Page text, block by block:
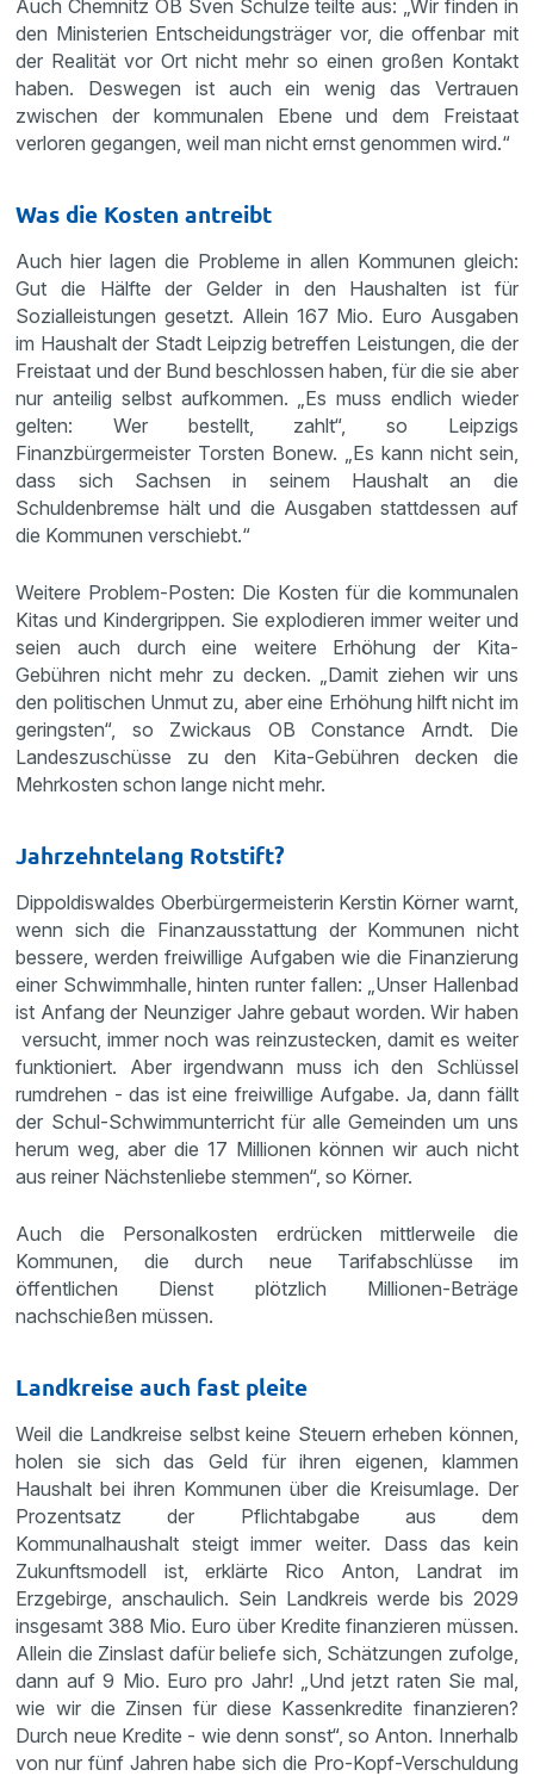
Auch Chemnitz OB Sven Schulze teilte aus: „Wir finden in
den Ministerien Entscheidungsträger vor, die offenbar mit
der Realität vor Ort nicht mehr so einen großen Kontakt
haben. Deswegen ist auch ein wenig das Vertrauen
zwischen der kommunalen Ebene und dem Freistaat
verloren gegangen, weil man nicht ernst genommen wird.“
Was die Kosten antreibt
Auch hier lagen die Probleme in allen Kommunen gleich:
Gut die Hälfte der Gelder in den Haushalten ist für
Sozialleistungen gesetzt. Allein 167 Mio. Euro Ausgaben
im Haushalt der Stadt Leipzig betreffen Leistungen, die der
Freistaat und der Bund beschlossen haben, für die sie aber
nur anteilig selbst aufkommen. „Es muss endlich wieder
gelten: Wer bestellt, zahlt“, so Leipzigs
Finanzbürgermeister Torsten Bonew. „Es kann nicht sein,
dass sich Sachsen in seinem Haushalt an die
Schuldenbremse hält und die Ausgaben stattdessen auf
die Kommunen verschiebt.“
Weitere Problem-Posten: Die Kosten für die kommunalen
Kitas und Kindergrippen. Sie explodieren immer weiter und
seien auch durch eine weitere Erhöhung der Kita-
Gebühren nicht mehr zu decken. „Damit ziehen wir uns
den politischen Unmut zu, aber eine Erhöhung hilft nicht im
geringsten“, so Zwickaus OB Constance Arndt. Die
Landeszuschüsse zu den Kita-Gebühren decken die
Mehrkosten schon lange nicht mehr.
Jahrzehntelang Rotstift?
Dippoldiswaldes Oberbürgermeisterin Kerstin Körner warnt,
wenn sich die Finanzausstattung der Kommunen nicht
bessere, werden freiwillige Aufgaben wie die Finanzierung
einer Schwimmhalle, hinten runter fallen: „Unser Hallenbad
ist Anfang der Neunziger Jahre gebaut worden. Wir haben
versucht, immer noch was reinzustecken, damit es weiter
funktioniert. Aber irgendwann muss ich den Schlüssel
rumdrehen - das ist eine freiwillige Aufgabe. Ja, dann fällt
der Schul-Schwimmunterricht für alle Gemeinden um uns
herum weg, aber die 17 Millionen können wir auch nicht
aus reiner Nächstenliebe stemmen“, so Körner.
Auch die Personalkosten erdrücken mittlerweile die
Kommunen, die durch neue Tarifabschlüsse im
öffentlichen Dienst plötzlich Millionen-Beträge
nachschießen müssen.
Landkreise auch fast pleite
Weil die Landkreise selbst keine Steuern erheben können,
holen sie sich das Geld für ihren eigenen, klammen
Haushalt bei ihren Kommunen über die Kreisumlage. Der
Prozentsatz der Pflichtabgabe aus dem
Kommunalhaushalt steigt immer weiter. Dass das kein
Zukunftsmodell ist, erklärte Rico Anton, Landrat im
Erzgebirge, anschaulich. Sein Landkreis werde bis 2029
insgesamt 388 Mio. Euro über Kredite finanzieren müssen.
Allein die Zinslast dafür beliefe sich, Schätzungen zufolge,
dann auf 9 Mio. Euro pro Jahr! „Und jetzt raten Sie mal,
wie wir die Zinsen für diese Kassenkredite finanzieren?
Durch neue Kredite - wie denn sonst“, so Anton. Innerhalb
von nur fünf Jahren habe sich die Pro-Kopf-Verschuldung